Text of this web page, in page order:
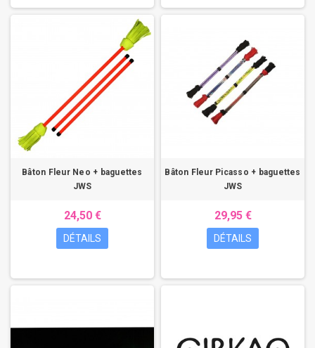
Bâton Fleur Neo + baguettes
JWS
24,50 €
DÉTAILS
Bâton Fleur Picasso + baguettes
JWS
29,95 €
DÉTAILS